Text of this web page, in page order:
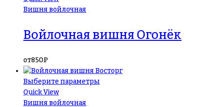
Вишня войлочная
Войлочная вишня Огонёк
от850₽
Выберите параметры
Quick View
Вишня войлочная